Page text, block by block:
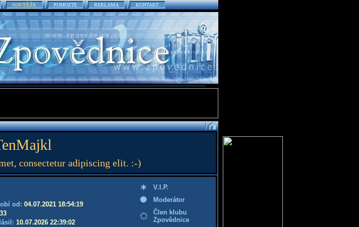
SOUTĚŽE POMOZTE REKLAMA KONTAKT
consectetur adipiscing elit. :-)
od: 04.07.2021 18:54:19
10.07.2026 22:39:02
V.I.P.
Moderátor
Člen klubu
Zpovědnice